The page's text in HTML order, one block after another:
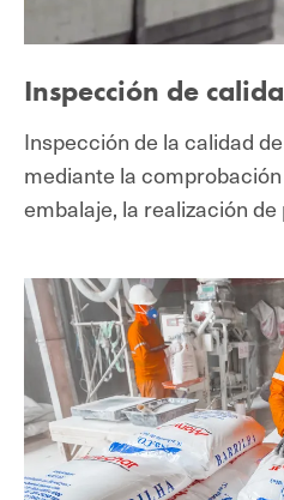
Inspección de
Inspección de la calidad
mediante la
embalaje, la realización